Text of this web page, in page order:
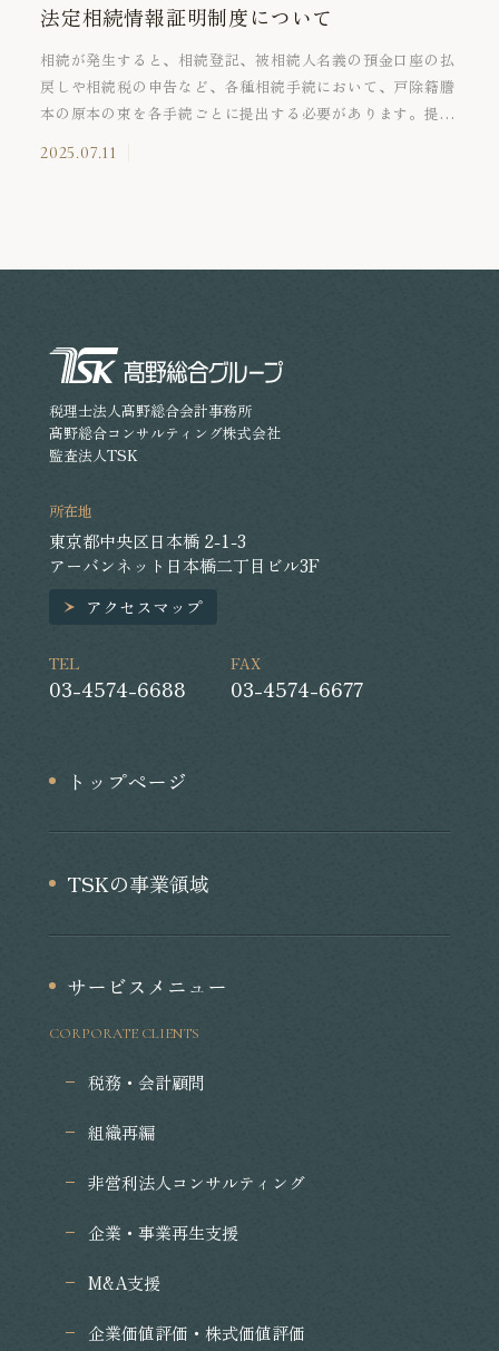
ります。本稿では、BCPの基本とその活用法について解説し
法定相続情報証明制度について
2025.07.11
相続が発生すると、相続登記、被相続人名義の預金口座の払
戻しや相続税の申告など、各種相続手続において、戸除籍謄
本の原本の束を各手続ごとに提出する必要があります。提出
税理士法人髙野総合会計事務所
髙野総合コンサルティング株式会社
監査法人TSK
所在地
東京都中央区日本橋 2-1-3
アーバンネット日本橋二丁目ビル3F
アクセスマップ
TEL
03-4574-6688
FAX
03-4574-6677
トップページ
TSKの事業領域
サービスメニュー
CORPORATE CLIENTS
税務・会計顧問
組織再編
非営利法人コンサルティング
企業・事業再生支援
M&A支援
企業価値評価・株式価値評価